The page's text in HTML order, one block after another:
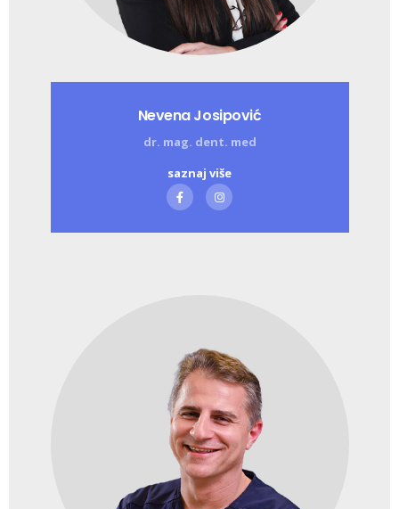
Nevena Josipović
dr. mag. dent. med
saznaj više